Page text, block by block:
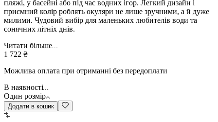
пляжі, у басейні або під час водних ігор. Легкий дизайн і
приємний колір роблять окуляри не лише зручними, а й дуже
милими. Чудовий вибір для маленьких любителів води та
сонячних літніх днів.
Читати більше
1 722 ₴
Можлива оплата при отриманні без передоплати
В наявності
Один розмір
Додати в кошик